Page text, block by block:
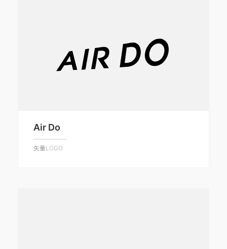
Air Do
矢量LOGO